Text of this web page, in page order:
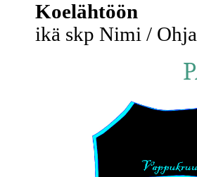
Koelähtöön
ikä skp Nimi /